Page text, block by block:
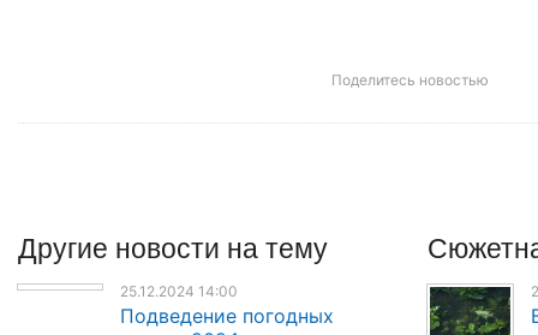
Поделитесь новостью
Другие новости на тему
25.12.2024 14:00
Подведение погодных